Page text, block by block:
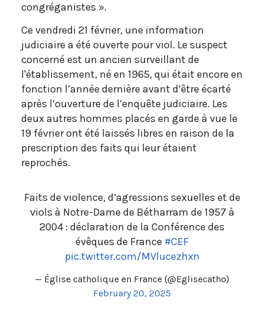
congréganistes ».
Ce vendredi 21 février, une information
judiciaire a été ouverte pour viol. Le suspect
concerné est un ancien surveillant de
l'établissement, né en 1965, qui était encore en
fonction l’année dernière avant d’être écarté
après l’ouverture de l’enquête judiciaire. Les
deux autres hommes placés en garde à vue le
19 février ont été laissés libres en raison de la
prescription des faits qui leur étaient
reprochés.
Faits de violence, d’agressions sexuelles et de
viols à Notre-Dame de Bétharram de 1957 à
2004 : déclaration de la Conférence des
évêques de France #CEF
pic.twitter.com/MVlucezhxn
— Église catholique en France (@Eglisecatho)
February 20, 2025